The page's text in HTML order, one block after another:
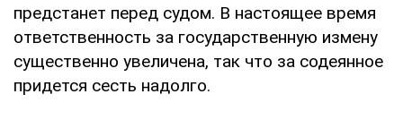
предстанет перед судом. В настоящее время
ответственность за государственную измену
существенно увеличена, так что за содеянное
придется сесть надолго.